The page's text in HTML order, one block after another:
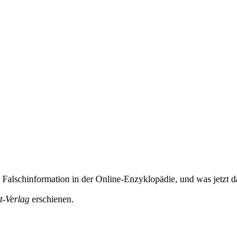
in der Online-Enzyklo­pädie, und was jetzt
Verlag erschienen.